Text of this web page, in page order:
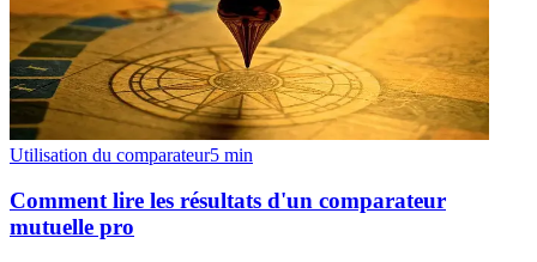
Utilisation du comparateur5 min
Comment lire les résultats d'un comparateur
mutuelle pro